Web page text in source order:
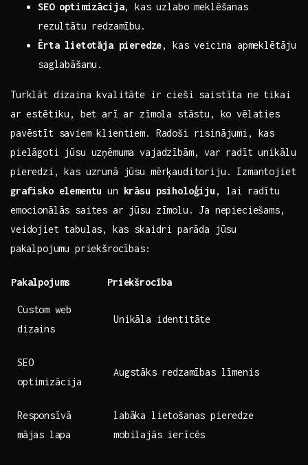
SEO optimizācija, kas uzlabo meklēšanas
rezultātu redzamību.
Ērta​ lietotāja pieredze, kas veicina⁤ apmeklētāju
saglabāšanu.
Turklāt dizaina kvalitāte ir cieši saistīta ne tikai
⁤ar estētiku, bet arī ar ‌zīmola stāstu, ko vēlaties
pavēstīt saviem klientiem. Radoši ‌risinājumi, kas
pielāgoti jūsu uzņēmuma vajadzībām, var⁢ radīt unikālu
pieredzi,​ kas uzrunā‍ jūsu mērķauditoriju. Izmantojiet
grafisko elementu un krāsu‍ psiholoģiju , lai radītu
emocionālās saites ar jūsu‍ zīmolu.⁤ Ja nepieciešams,
veidojiet‍ tabulas,⁣ kas skaidri parāda jūsu
⁣pakalpojumu priekšrocības: ​
Pakalpojums Priekšrocība
Custom web⁢
dizains
Unikāla​ identitāte
SEO
optimizācija
Augstāks⁤ redzamības līmenis
Responsīvā
⁣mājas ⁤lapa
labāka lietošanas‌ pieredze
mobilajās ierīcēs